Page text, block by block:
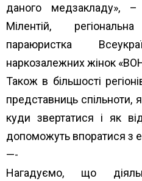
даного медзакладу», –
Мілентій,
параюристка
наркозалежних жінок
Також в більшості
представниць спільноти,
куди звертатися і як
допоможуть впоратися з
—-
Нагадуємо, що